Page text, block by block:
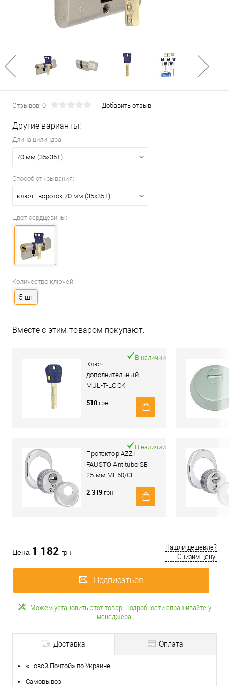
Отзывов: 0 Добавить отзыв
Другие варианты:
Длина цилиндра:
70 мм (35x35T)
Способ открывания:
ключ - вороток 70 мм (35x35T)
Цвет сердцевины:
Количество ключей:
5 шт
Вместе с этим товаром покупают:
Ключ
дополнительный
MUL-T-LOCK
В наличии
510 грн.
Протектор AZZI
FAUSTO Antitubo SB
25 мм ME50/CL
овальный стандарт
хром полированный
В наличии
2 319 грн.
Цена 1 182 грн.
Нашли дешевле?
Снизим цену!
Подписаться
Можем установить этот товар. Подробности спрашивайте у
менеджера.
Доставка Оплата
«Новой Почтой» по Украине
Самовывоз